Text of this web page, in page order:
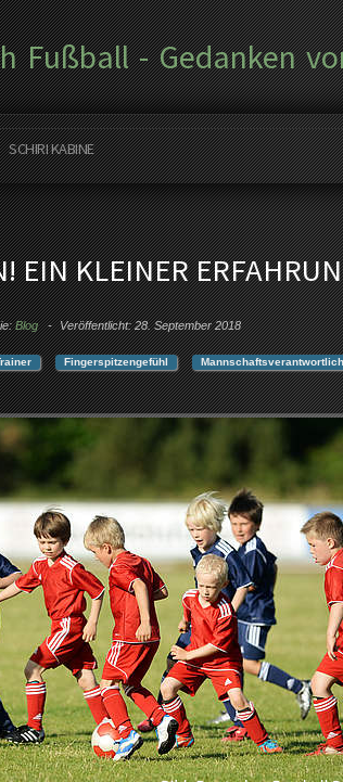
Fußball - Gedanken
SCHIRI KABINE
EIN KLEINER
Blog Veröffentlicht: 28. September 2018
Fingerspitzengefühl